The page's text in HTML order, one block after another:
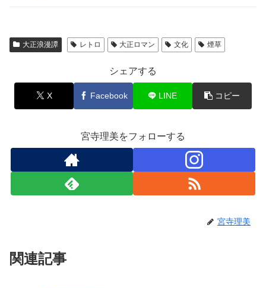
大正浪漫譚 レトロ 大正ロマン 文化 煙草
シェアする
X Facebook LINE コピー
宮寺理美をフォローする
宮寺理美
関連記事